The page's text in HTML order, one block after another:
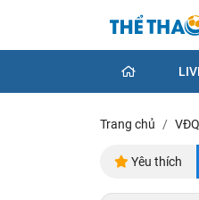
Trang chủ
Yêu thích